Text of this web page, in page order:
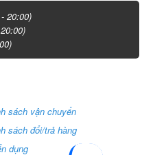
20:00)
sách vận chuyển
sách đổi/trả hàng
dụng